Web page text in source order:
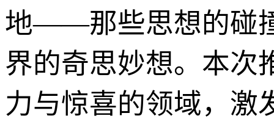
地——那些思想的碰
界的奇思妙想。本次
力与惊喜的领域，激